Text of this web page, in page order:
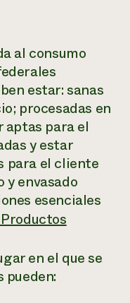
al consumo
estar: sanas
procesadas en
aptas para el
y estar
para el cliente
y envasado
esenciales
en el que se
pueden: